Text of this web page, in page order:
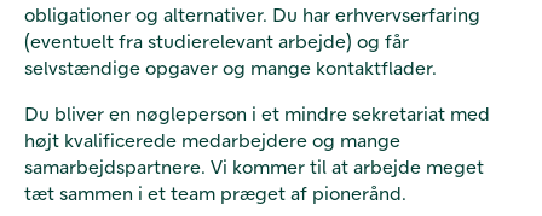
obligationer og alternativer. Du har erhvervserfaring
(eventuelt fra studierelevant arbejde) og får
selvstændige opgaver og mange kontaktflader.
Du bliver en nøgleperson i et mindre sekretariat med
højt kvalificerede medarbejdere og mange
samarbejdspartnere. Vi kommer til at arbejde meget
tæt sammen i et team præget af pionerånd.